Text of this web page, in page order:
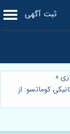
ثبت آگهی
»
کوماتسو: از